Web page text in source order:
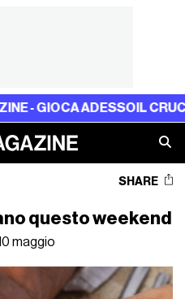
ADESSOIL
SHARE
questo weekend
maggio